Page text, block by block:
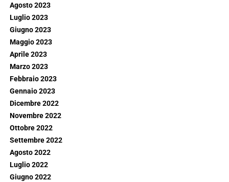
Agosto 2023
Luglio 2023
Giugno 2023
Maggio 2023
Aprile 2023
Marzo 2023
Febbraio 2023
Gennaio 2023
Dicembre 2022
Novembre 2022
Ottobre 2022
Settembre 2022
Agosto 2022
Luglio 2022
Giugno 2022